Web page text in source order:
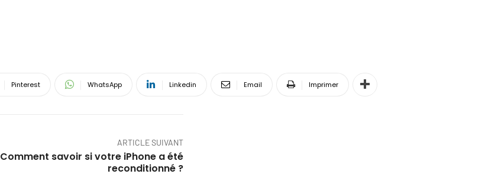
Pinterest WhatsApp Linkedin Email Imprimer
ARTICLE SUIVANT
Comment savoir si votre iPhone a été
reconditionné ?